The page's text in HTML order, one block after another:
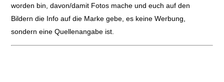
worden bin, davon/damit Fotos mache und euch auf den
Bildern die Info auf die Marke gebe, es keine Werbung,
sondern eine Quellenangabe ist.